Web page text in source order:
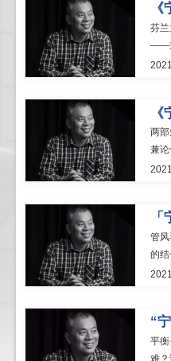
芬
——
年表
两部
兼
浅。
管
的结
交响
平
难？